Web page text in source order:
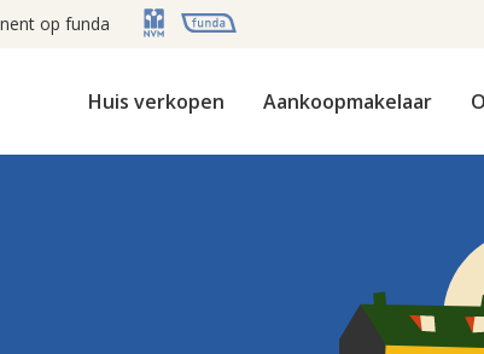
op funda
Huis verkopen Aankoopmakelaar